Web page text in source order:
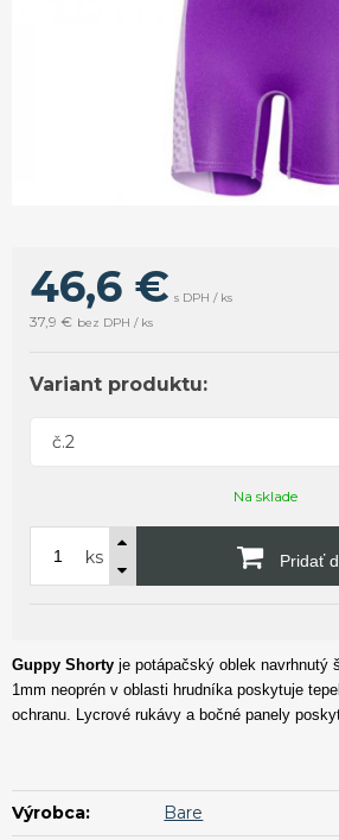
46,6 € s DPH / ks
37,9 € bez DPH / ks
Variant produktu:
č.2
Na sklade
ks Pridať
Guppy Shorty je potápačský oblek navrhnutý
1mm neoprén v oblasti hrudníka poskytuje
ochranu. Lycrové rukávy a bočné panely
Výrobca: Bare